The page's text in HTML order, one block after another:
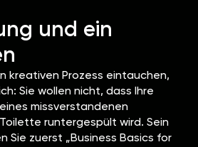
und ein
kreativen Prozess eintauchen,
Sie wollen nicht, dass Ihre
missverstandenen
runtergespült wird. Sein
Sie zuerst „Business Basics for